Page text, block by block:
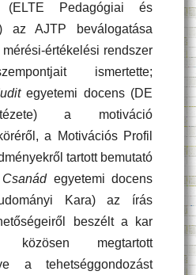
(ELTE Pedagógiai és
az AJTP beválogatása
értékelési rendszer
ismertette;
egyetemi docens (DE
a motiváció
a Motivációs Profil
tartott bemutató
egyetemi docens
Kara) az írás
beszélt a kar
közösen megtartott
a tehetséggondozást